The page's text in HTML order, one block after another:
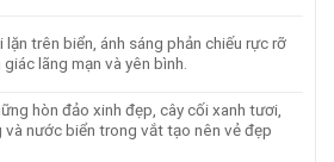
lặn trên biển, ánh sáng phản chiếu rực rỡ
lãng mạn và yên bình.
hòn đảo xinh đẹp, cây cối xanh tươi,
và nước biển trong vắt tạo nên vẻ đẹp